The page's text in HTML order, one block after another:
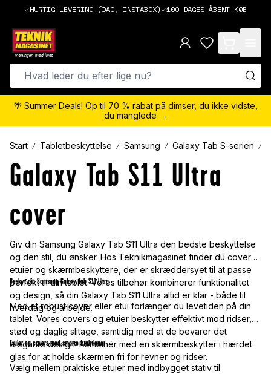
HURTIG LEVERING (DAO, INSTABOX) 100 DAGES ÅBENT KØB
items in cart,
🌴 Summer Deals! Op til 70 % rabat på dimser, du ikke vidste,
du manglede →
Start Tabletbeskyttelse Samsung Galaxy Tab S-serien
Galaxy Tab S11 Ultra
cover
Giv din Samsung Galaxy Tab S11 Ultra den bedste beskyttelse
og den stil, du ønsker. Hos Teknikmagasinet finder du covers,
etuier og skærmbeskyttere, der er skræddersyet til at passe
perfekt til din tablet. Vores tilbehør kombinerer funktionalitet
og design, så din Galaxy Tab S11 Ultra altid er klar - både til
hverdag og arbejde.
Beskyt din Samsung Galaxy Tab S11 Ultra
Med et robust cover eller etui forlænger du levetiden på din
tablet. Vores covers og etuier beskytter effektivt mod ridser,
stød og daglig slitage, samtidig med at de bevarer det
elegante design. Kombinér med en skærmbeskytter i hærdet
glas for at holde skærmen fri for revner og ridser.
Etuier og covers med smarte funktioner
Vælg mellem praktiske etuier med indbygget stativ til